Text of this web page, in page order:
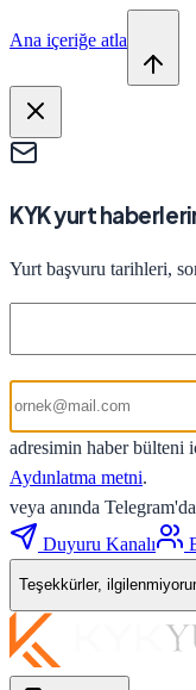
Ana içeriğe atla
KYK yurt
Yurt başvuru tarihleri,
adresimin haber bülteni
Aydınlatma metni.
veya anında
Duyuru Kanalı
Teşekkürler,